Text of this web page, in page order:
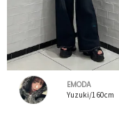
EMODA
Yuzuki/160cm